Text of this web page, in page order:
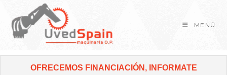
MENÚ
OFRECEMOS FINANCIACIÓN, INFORMATE